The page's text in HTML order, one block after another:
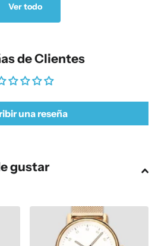
Ver todo
de Clientes
una reseña
gustar